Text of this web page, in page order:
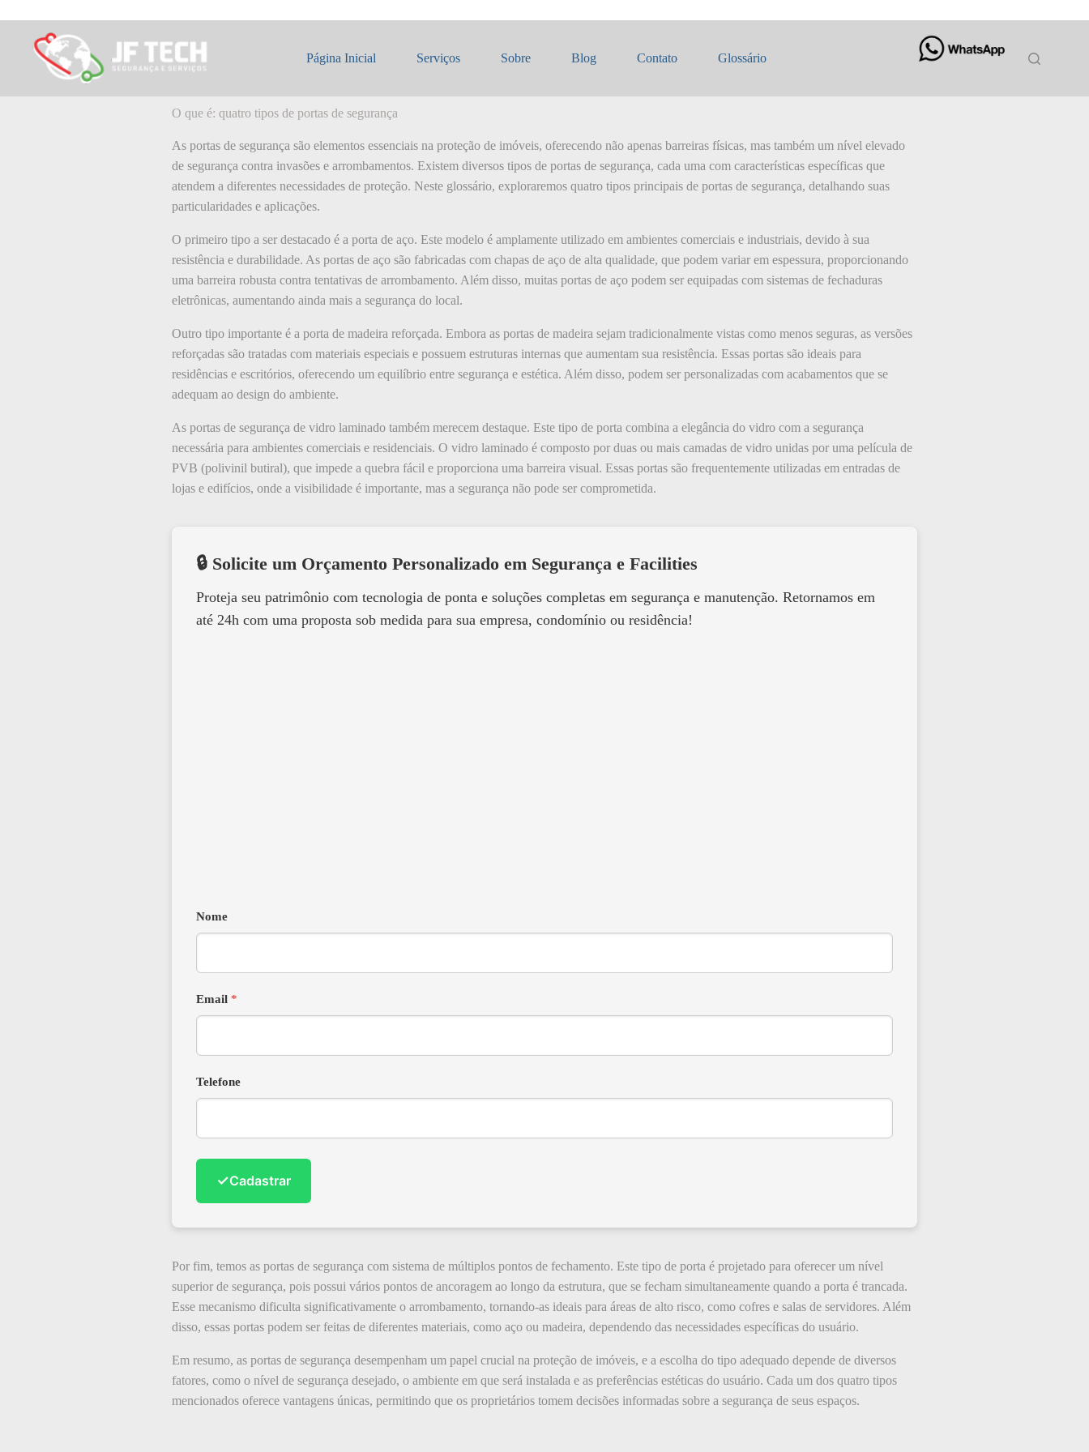
para
conteúdo
Página Inicial Serviços Sobre Blog Contato Glossário
O que é: quatro tipos de portas de segurança
O que é: quatro tipos de portas de segurança
As portas de segurança são elementos essenciais na proteção de imóveis, oferecendo não apenas barreiras físicas, mas também um nível elevado
de segurança contra invasões e arrombamentos. Existem diversos tipos de portas de segurança, cada uma com características específicas que
atendem a diferentes necessidades de proteção. Neste glossário, exploraremos quatro tipos principais de portas de segurança, detalhando suas
particularidades e aplicações.
O primeiro tipo a ser destacado é a porta de aço. Este modelo é amplamente utilizado em ambientes comerciais e industriais, devido à sua
resistência e durabilidade. As portas de aço são fabricadas com chapas de aço de alta qualidade, que podem variar em espessura, proporcionando
uma barreira robusta contra tentativas de arrombamento. Além disso, muitas portas de aço podem ser equipadas com sistemas de fechaduras
eletrônicas, aumentando ainda mais a segurança do local.
Outro tipo importante é a porta de madeira reforçada. Embora as portas de madeira sejam tradicionalmente vistas como menos seguras, as versões
reforçadas são tratadas com materiais especiais e possuem estruturas internas que aumentam sua resistência. Essas portas são ideais para
residências e escritórios, oferecendo um equilíbrio entre segurança e estética. Além disso, podem ser personalizadas com acabamentos que se
adequam ao design do ambiente.
As portas de segurança de vidro laminado também merecem destaque. Este tipo de porta combina a elegância do vidro com a segurança
necessária para ambientes comerciais e residenciais. O vidro laminado é composto por duas ou mais camadas de vidro unidas por uma película de
PVB (polivinil butiral), que impede a quebra fácil e proporciona uma barreira visual. Essas portas são frequentemente utilizadas em entradas de
lojas e edifícios, onde a visibilidade é importante, mas a segurança não pode ser comprometida.
🔒 Solicite um Orçamento Personalizado em Segurança e Facilities
Proteja seu patrimônio com tecnologia de ponta e soluções completas em segurança e manutenção. Retornamos em
até 24h com uma proposta sob medida para sua empresa, condomínio ou residência!
Nome
Email *
Telefone
✓Cadastrar
Por fim, temos as portas de segurança com sistema de múltiplos pontos de fechamento. Este tipo de porta é projetado para oferecer um nível
superior de segurança, pois possui vários pontos de ancoragem ao longo da estrutura, que se fecham simultaneamente quando a porta é trancada.
Esse mecanismo dificulta significativamente o arrombamento, tornando-as ideais para áreas de alto risco, como cofres e salas de servidores. Além
disso, essas portas podem ser feitas de diferentes materiais, como aço ou madeira, dependendo das necessidades específicas do usuário.
Em resumo, as portas de segurança desempenham um papel crucial na proteção de imóveis, e a escolha do tipo adequado depende de diversos
fatores, como o nível de segurança desejado, o ambiente em que será instalada e as preferências estéticas do usuário. Cada um dos quatro tipos
mencionados oferece vantagens únicas, permitindo que os proprietários tomem decisões informadas sobre a segurança de seus espaços.